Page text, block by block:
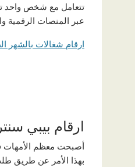
تتعامل مع شخص واحد
عبر المنصات الرقمية
ارقام شغالات بالشهر
ارقام بيبي
أصبحت معظم الأمهات
بهذا الأمر عن طريق